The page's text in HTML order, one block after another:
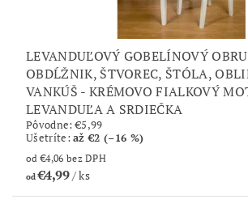
LEVANDUĽOVÝ GOBELÍNOVÝ
OBDĹŽNIK, ŠTVOREC, ŠTÓLA,
VANKÚŠ - KRÉMOVO FIALKOVÝ
LEVANDUĽA A SRDIEČKA
Pôvodne:€5,99
Ušetríte:až €2 (–16 %)
od €4,06 bez DPH
od€4,99/ ks